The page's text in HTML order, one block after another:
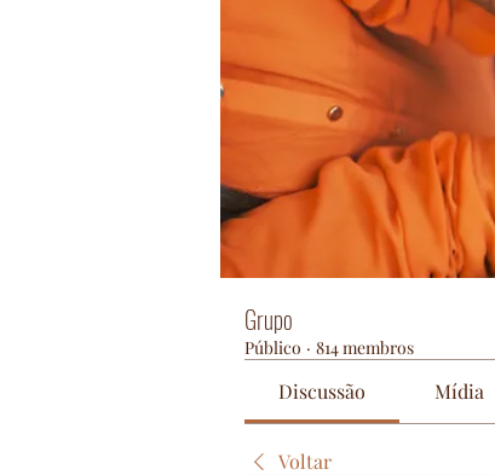
Grupo
Público · 814 membros
Discussão Mídia
Voltar